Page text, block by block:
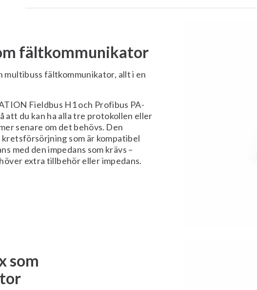
fältkommunikator
fältkommunikator, allt i en
Fieldbus H1 och Profibus PA-
att du kan ha alla tre protokollen eller
senare om det behövs. Den
som är kompatibel
med den impedans som krävs –
extra tillbehör eller impedans.
som